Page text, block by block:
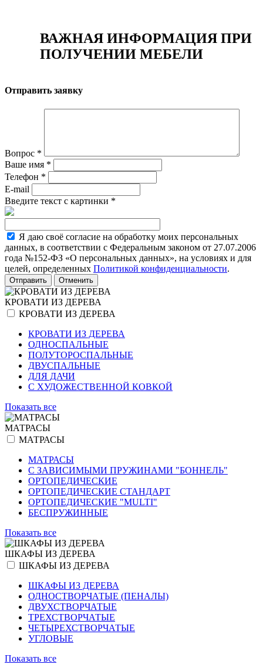
ВАЖНАЯ ИНФОРМАЦИЯ ПРИ
ПОЛУЧЕНИИ МЕБЕЛИ
Отправить заявку
Вопрос *
Ваше имя *
Телефон *
E-mail
Введите текст с картинки *
Я даю своё согласие на обработку моих персональных
данных, в соответствии с Федеральным законом от 27.07.2006
года №152-ФЗ «О персональных данных», на условиях и для
целей, определенных Политикой конфиденциальности.
Отменить
КРОВАТИ ИЗ ДЕРЕВА
КРОВАТИ ИЗ ДЕРЕВА
КРОВАТИ ИЗ ДЕРЕВА
ОДНОСПАЛЬНЫЕ
ПОЛУТОРОСПАЛЬНЫЕ
ДВУСПАЛЬНЫЕ
ДЛЯ ДАЧИ
С ХУДОЖЕСТВЕННОЙ КОВКОЙ
Показать все
МАТРАСЫ
МАТРАСЫ
МАТРАСЫ
С ЗАВИСИМЫМИ ПРУЖИНАМИ "БОННЕЛЬ"
ОРТОПЕДИЧЕСКИЕ
ОРТОПЕДИЧЕСКИЕ СТАНДАРТ
ОРТОПЕДИЧЕСКИЕ "MULTI"
БЕСПРУЖИННЫЕ
Показать все
ШКАФЫ ИЗ ДЕРЕВА
ШКАФЫ ИЗ ДЕРЕВА
ШКАФЫ ИЗ ДЕРЕВА
ОДНОСТВОРЧАТЫЕ (ПЕНАЛЫ)
ДВУХСТВОРЧАТЫЕ
ТРЕХСТВОРЧАТЫЕ
ЧЕТЫРЕХСТВОРЧАТЫЕ
УГЛОВЫЕ
Показать все